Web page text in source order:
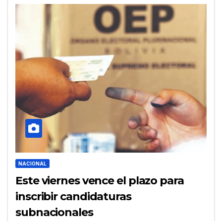
NACIONAL
Este viernes vence el plazo para
inscribir candidaturas
subnacionales